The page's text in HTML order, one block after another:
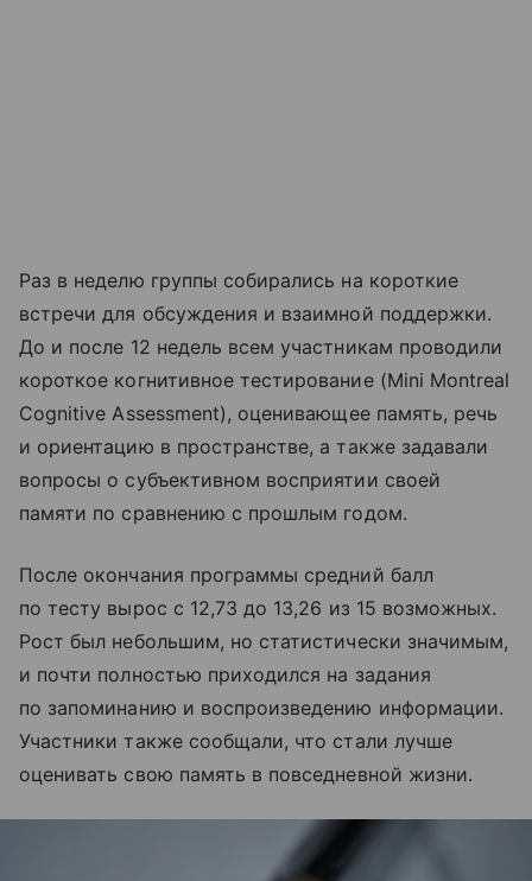
Раз в неделю группы собирались на короткие
встречи для обсуждения и взаимной поддержки.
До и после 12 недель всем участникам проводили
короткое когнитивное тестирование (Mini Montreal
Cognitive Assessment), оценивающее память, речь
и ориентацию в пространстве, а также задавали
вопросы о субъективном восприятии своей
памяти по сравнению с прошлым годом.
После окончания программы средний балл
по тесту вырос с 12,73 до 13,26 из 15 возможных.
Рост был небольшим, но статистически значимым,
и почти полностью приходился на задания
по запоминанию и воспроизведению информации.
Участники также сообщали, что стали лучше
оценивать свою память в повседневной жизни.